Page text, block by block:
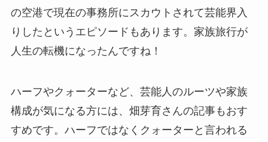
の空港で現在の事務所にスカウトされて芸能界入
りしたというエピソードもあります。家族旅行が
人生の転機になったんですね！
ハーフやクォーターなど、芸能人のルーツや家族
構成が気になる方には、畑芽育さんの記事もおす
すめです。ハーフではなくクォーターと言われる